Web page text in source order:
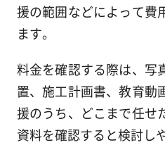
援の範囲などによって費
ます。
料金を確認する際は、写
置、施工計画書、教育動
援のうち、どこまで任せ
資料を確認すると検討し